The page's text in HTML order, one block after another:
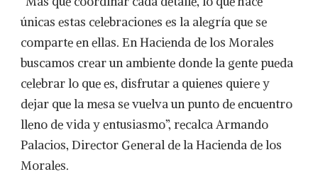
únicas estas celebraciones es la alegría que se
comparte en ellas. En Hacienda de los Morales
buscamos crear un ambiente donde la gente pueda
celebrar lo que es, disfrutar a quienes quiere y
dejar que la mesa se vuelva un punto de encuentro
lleno de vida y entusiasmo”, recalca Armando
Palacios, Director General de la Hacienda de los
Morales.